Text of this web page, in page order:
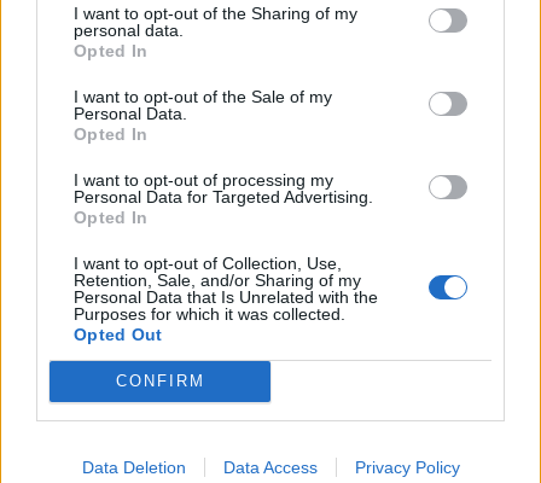
I want to opt-out of the Sharing of my
personal data.
Opted In
I want to opt-out of the Sale of my
Personal Data.
Opted In
I want to opt-out of processing my
Personal Data for Targeted Advertising.
Opted In
I want to opt-out of Collection, Use,
Retention, Sale, and/or Sharing of my
Personal Data that Is Unrelated with the
Purposes for which it was collected.
Opted Out
CONFIRM
Data Deletion Data Access Privacy Policy
Изкуствен интелект за първи път
създаде нови жизнеспособни вируси
07.08.2026 / 15:30